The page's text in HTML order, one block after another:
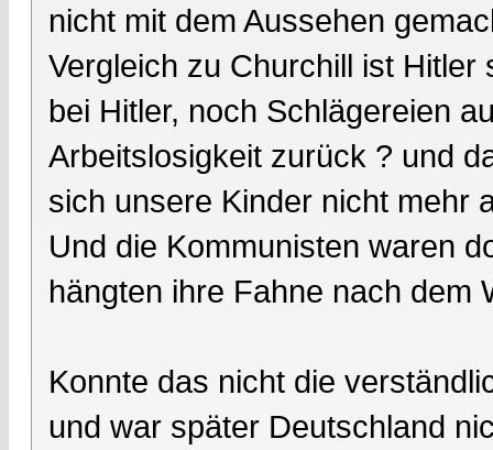
nicht mit dem Aussehen
Vergleich zu Churchill ist
bei Hitler, noch Schlägereien
Arbeitslosigkeit zurück ? und
sich unsere Kinder nicht mehr
Und die Kommunisten waren
hängten ihre Fahne nach dem
Konnte das nicht die
und war später Deutschland